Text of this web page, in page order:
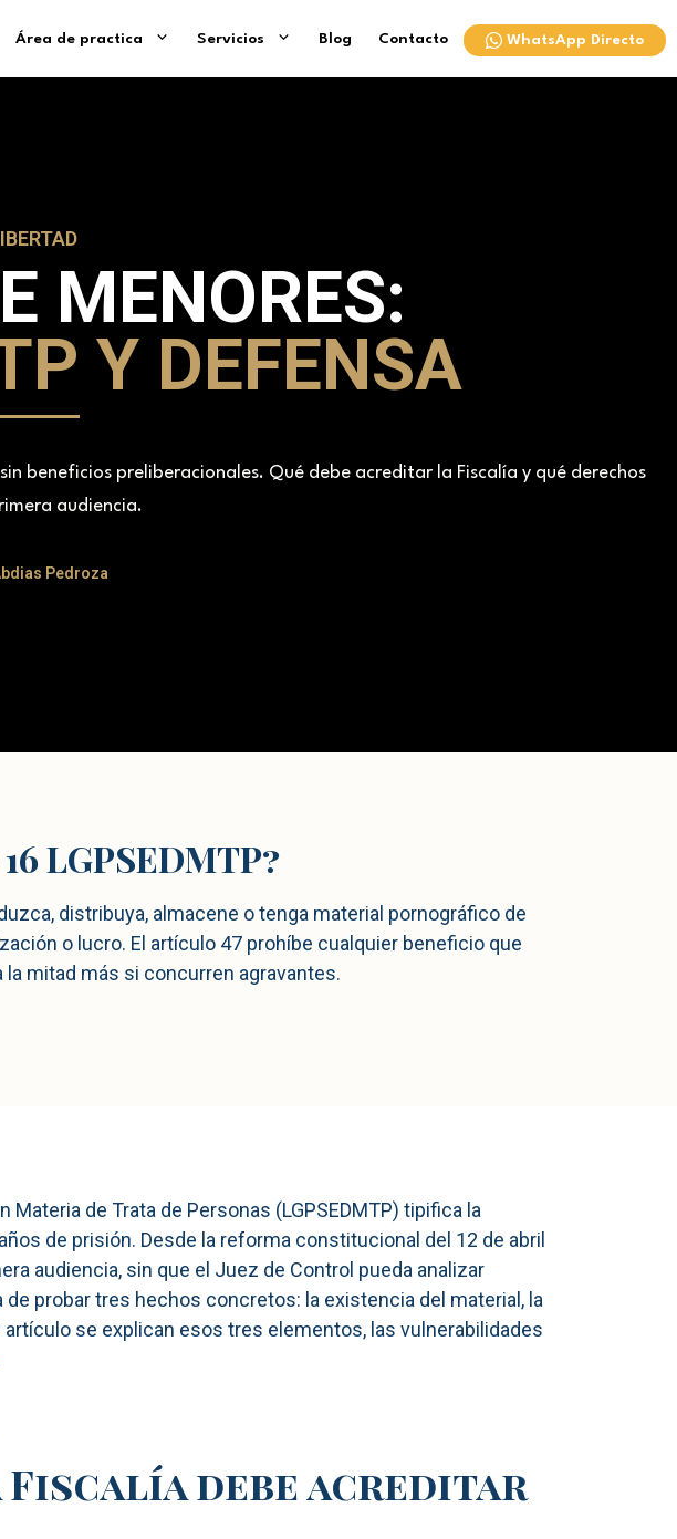
Área de practica Servicios Blog Contacto WhatsApp Directo
MENORES:
Y DEFENSA
beneficios preliberacionales. Qué debe acreditar la Fiscalía y qué derechos
audiencia.
Pedroza
distribuya, almacene o tenga material pornográfico de
o lucro. El artículo 47 prohíbe cualquier beneficio que
la mitad más si concurren agravantes.
Materia de Trata de Personas (LGPSEDMTP) tipifica la
de prisión. Desde la reforma constitucional del 12 de abril
audiencia, sin que el Juez de Control pueda analizar
probar tres hechos concretos: la existencia del material, la
se explican esos tres elementos, las vulnerabilidades
debe acreditar